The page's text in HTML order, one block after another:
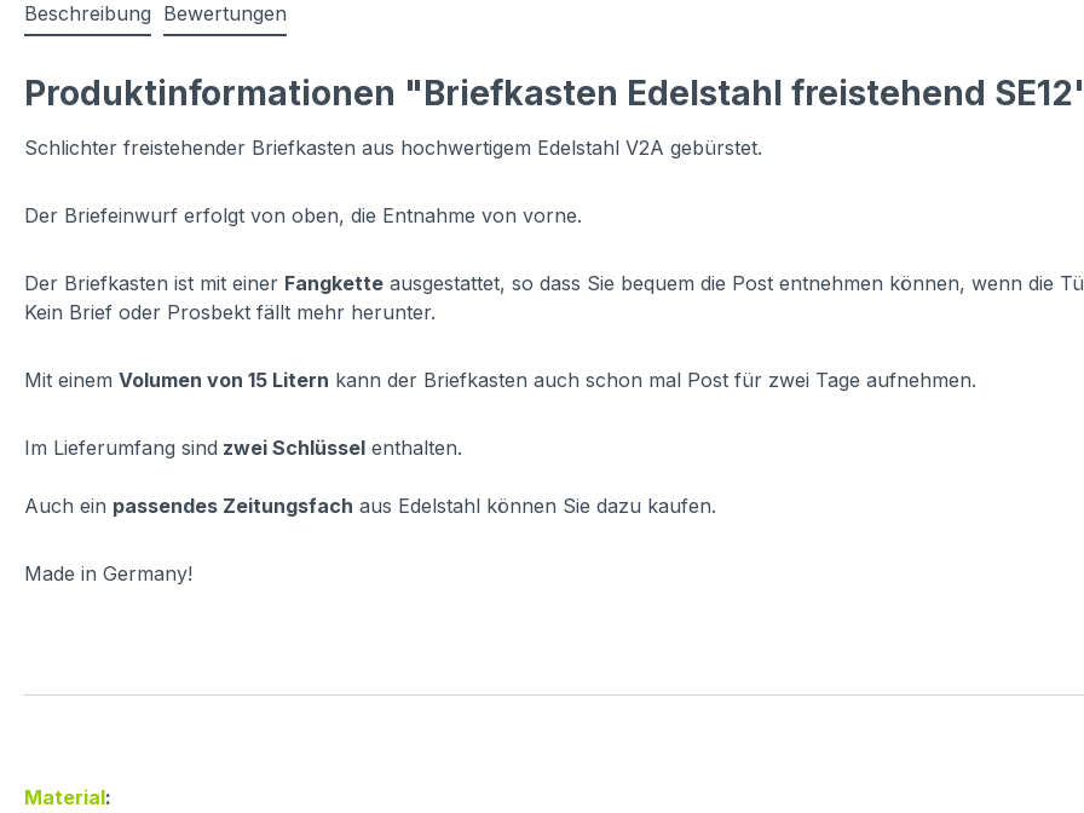
Beschreibung Bewertungen
Produktinformationen "Briefkasten Edelstahl freistehend
Schlichter freistehender Briefkasten aus hochwertigem Edelstahl V2A gebürstet.
Der Briefeinwurf erfolgt von oben, die Entnahme von vorne.
Der Briefkasten ist mit einer Fangkette ausgestattet, so dass Sie bequem die Post entnehmen können, wenn die
Kein Brief oder Prosbekt fällt mehr herunter.
Mit einem Volumen von 15 Litern kann der Briefkasten auch schon mal Post für zwei Tage aufnehmen.
Im Lieferumfang sind zwei Schlüssel enthalten.
Auch ein passendes Zeitungsfach aus Edelstahl können Sie dazu kaufen.
Made in Germany!
Material: